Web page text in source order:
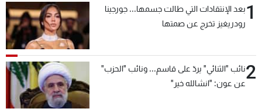
1بعد الإنتقادات التي طالت جسمها... جورجينا
رودريغيز تخرج عن صمتها
2نائب "الثنائي" يردّ على قاسم... ونائب "الحزب"
عن عون: "انشالله خير"